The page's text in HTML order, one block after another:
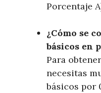
Porcentaje
¿Cómo se
básicos en
Para
necesitas
básicos por